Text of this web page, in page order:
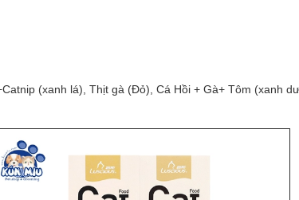
(xanh lá), Thịt gà (Đỏ), Cá Hồi + Gà+ Tôm (xanh